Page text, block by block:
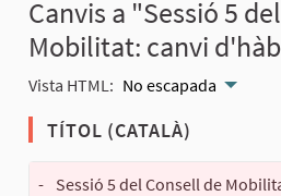
Canvis a "Sessió 5
Mobilitat: canvi
Vista HTML: No escapada
TÍTOL (CATALÀ)
- Sessió 5 del Consell de